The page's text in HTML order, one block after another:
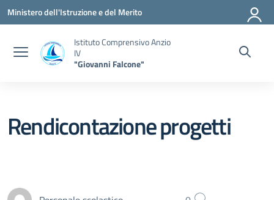
Vai ai contenuti
Vai al menu di navigazione
Vai al footer
Ministero dell'Istruzione e del Merito
Istituto Comprensivo Anzio
IV
"Giovanni Falcone"
Rendicontazione progetti